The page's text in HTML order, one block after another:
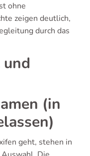
ohne
zeigen deutlich,
durch das
(in
geht, stehen in